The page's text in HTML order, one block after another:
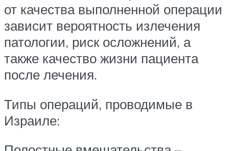
от качества выполненной операции
зависит вероятность излечения
патологии, риск осложнений, а
также качество жизни пациента
после лечения.
Типы операций, проводимые в
Израиле: